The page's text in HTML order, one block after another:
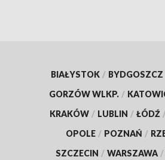
BIAŁYSTOK / BYDGOSZCZ
GORZÓW WLKP. /
KRAKÓW / LUBLIN / ŁÓDŹ
OPOLE / POZNAŃ /
SZCZECIN / WARSZAWA /